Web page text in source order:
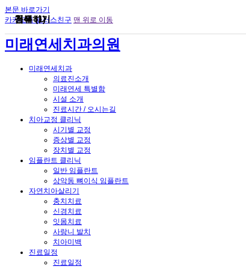
본문 바로가기
카카오톡 플러스친구 맨 위로 이동
미래연세치과의원
미래연세치과
의료진소개
미래연세 특별함
시설 소개
진료시간 / 오시는길
치아교정 클리닉
시기별 교정
증상별 교정
장치별 교정
임플란트 클리닉
일반 임플란트
상악동 뼈이식 임플란트
자연치아살리기
충치치료
신경치료
잇몸치료
사랑니 발치
치아미백
진료일정
진료일정
검색
공유하기
첨부 (1)